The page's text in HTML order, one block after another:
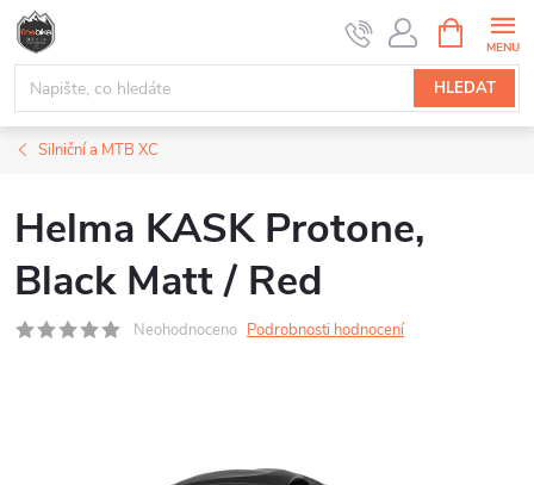
Přejít
obsah
HLEDAT
NÁKUPNÍ
KOŠÍK
Silniční a MTB XC
Helma KASK Protone,
Black Matt / Red
Neohodnoceno Podrobnosti hodnocení